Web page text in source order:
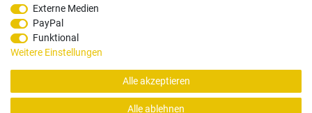
© Copyright 2026 Santec Systems AG
Externe Medien
PayPal
Funktional
Weitere Einstellungen
Alle akzeptieren
Alle ablehnen